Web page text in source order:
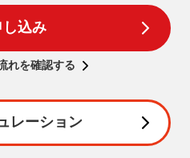
し込み
れを確認する
レーション